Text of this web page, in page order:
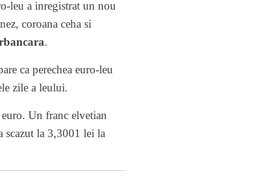
leu a inregistrat un nou
coroana ceha si
.
ca perechea euro-leu
zile a leului.
Un franc elvetian
scazut la 3,3001 lei la